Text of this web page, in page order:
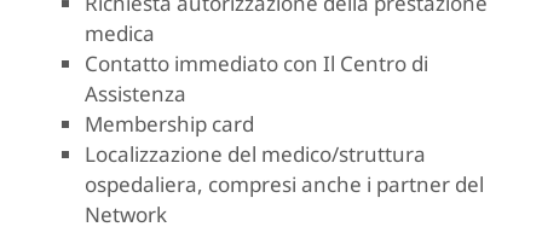
medica
Contatto immediato con Il Centro di
Assistenza
Membership card
Localizzazione del medico/struttura
ospedaliera, compresi anche i partner del
Network